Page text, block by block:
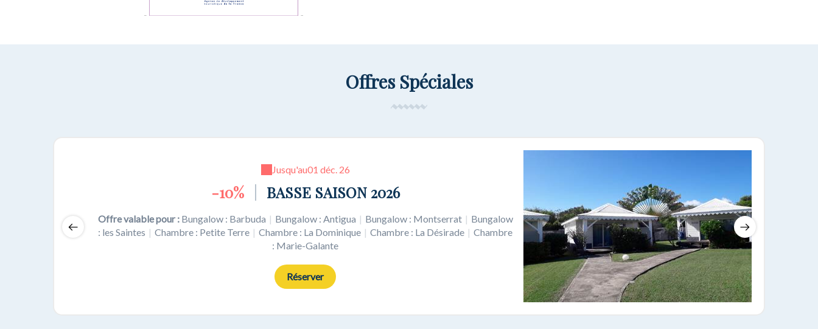
Offres Spéciales
Jusqu'au01 déc. 26
-10% BASSE SAISON 2026
Offre valable pour : Bungalow : Barbuda | Bungalow : Antigua | Bungalow : Montserrat | Bungalow
: les Saintes | Chambre : Petite Terre | Chambre : La Dominique | Chambre : La Désirade | Chambre
: Marie-Galante
Réserver
Jusqu'au31 déc. 26
-5% SEJOUR +10 NUITS
Offre valable pour : Bungalow : Barbuda | Bungalow : Antigua | Bungalow : Montserrat | Bungalow
: les Saintes | Chambre : Petite Terre | Chambre : La Dominique | Chambre : La Désirade | Chambre
: Marie-Galante
Réserver